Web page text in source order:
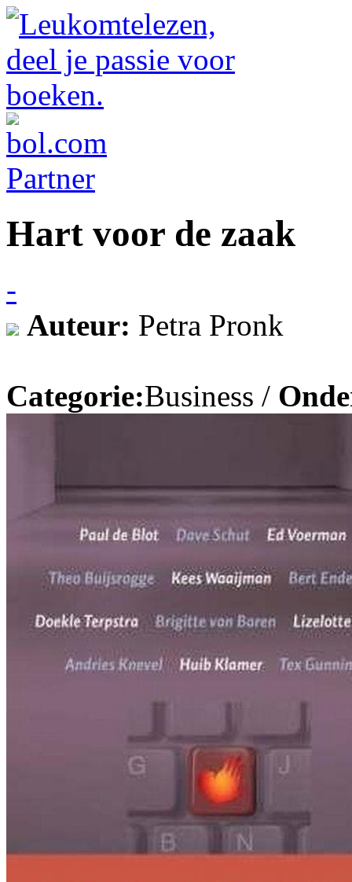
Hart voor de zaak
-
Auteur: Petra Pronk
Categorie:Business /